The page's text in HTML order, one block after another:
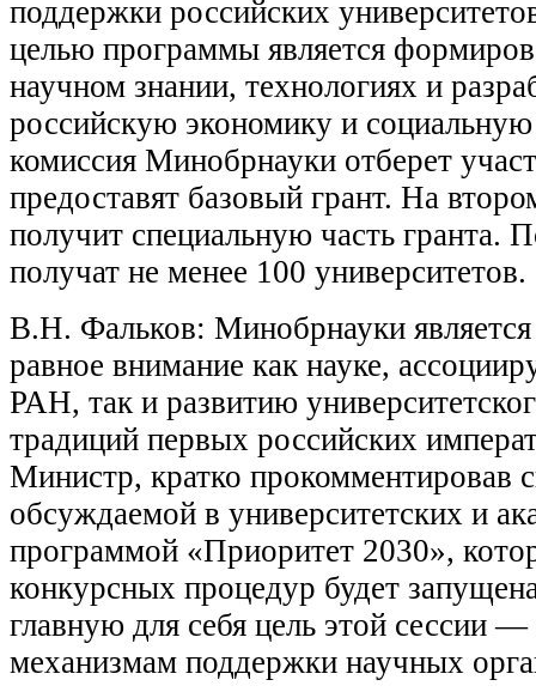
поддержки российских
целью программы является
научном знании, технологиях и
российскую экономику и
комиссия Минобрнауки отберет
предоставят базовый грант. На
получит специальную часть гранта.
получат не менее 100 университетов.
В.Н. Фальков: Минобрнауки
равное внимание как науке,
РАН, так и развитию
традиций первых российских
Министр, кратко прокомментировав
обсуждаемой в университетских и
программой «Приоритет 2030»,
конкурсных процедур будет
главную для себя цель этой сессии
механизмам поддержки научных